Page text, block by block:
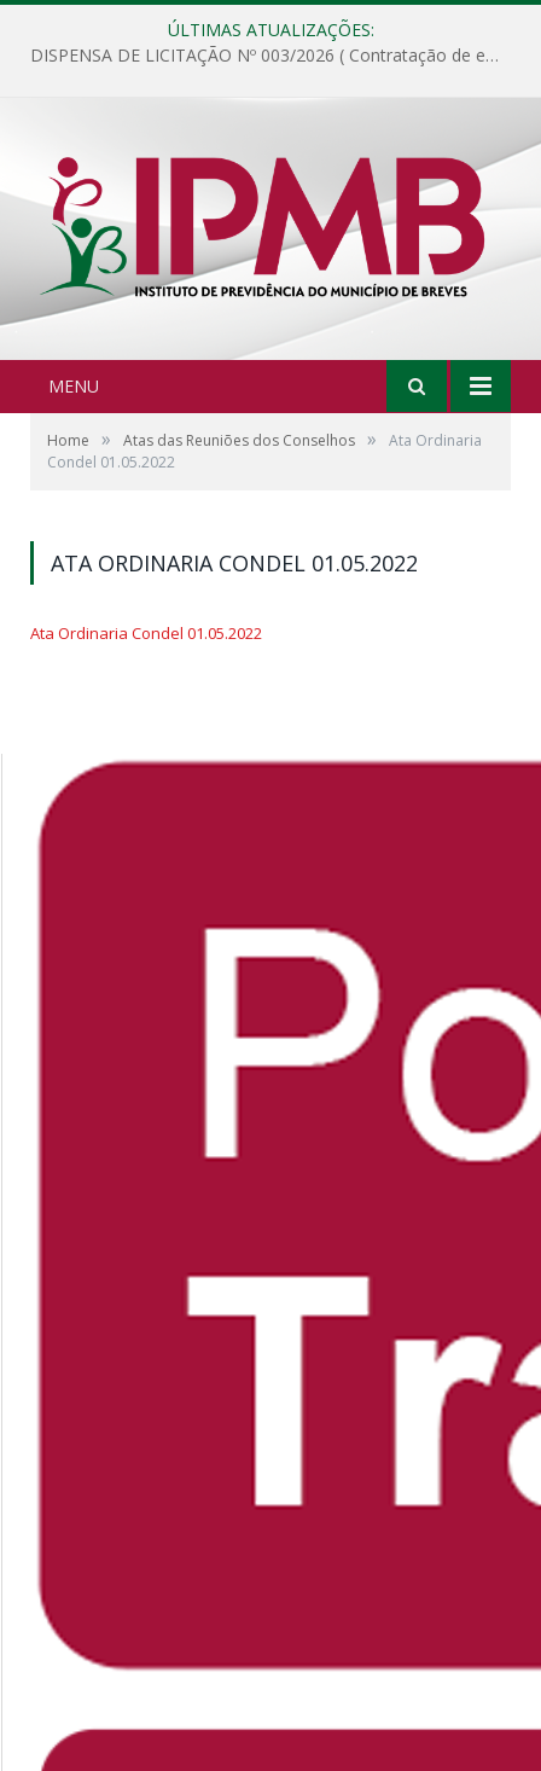
ÚLTIMAS ATUALIZAÇÕES:
DISPENSA DE LICITAÇÃO Nº 003/2026 ( Contratação de empresa para fornecimento de gêneros alimentícios não perecíveis, materiais de expediente, descartáveis, copa e cozinha, para análise e posterior publicação.)
MENU
Home » Atas das Reuniões dos Conselhos »
Ata Ordinaria
Condel 01.05.2022
ATA ORDINARIA CONDEL 01.05.2022
Ata Ordinaria Condel 01.05.2022